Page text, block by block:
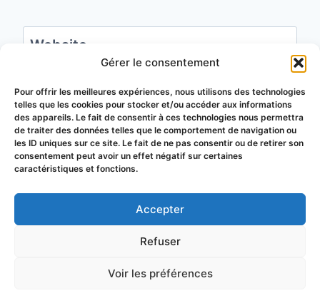
Gérer le consentement
Pour offrir les meilleures expériences, nous utilisons des technologies
telles que les cookies pour stocker et/ou accéder aux informations
des appareils. Le fait de consentir à ces technologies nous permettra
de traiter des données telles que le comportement de navigation ou
les ID uniques sur ce site. Le fait de ne pas consentir ou de retirer son
consentement peut avoir un effet négatif sur certaines
caractéristiques et fonctions.
Accepter
Refuser
Voir les préférences
Website
Save my name, email, and website in this
browser for the next time I comment.
© 2026 Groupement de Défense